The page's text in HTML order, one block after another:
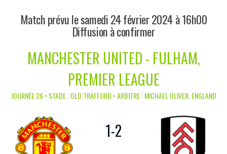
Match prévu le samedi 24 février 2024 à 16h00
Diffusion à confirmer
MANCHESTER UNITED - FULHAM,
PREMIER LEAGUE
JOURNÉE 26 • STADE : OLD TRAFFORD • ARBITRE : MICHAEL OLIVER, ENGLAND
1-2